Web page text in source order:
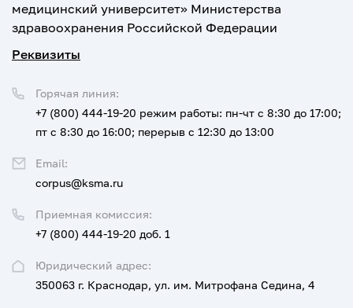
медицинский университет» Министерства
здравоохранения Российской Федерации
Реквизиты
Юридический адрес:
350063 г. Краснодар, ул. им. Митрофана Седина, 4
Приемная комиссия:
+7 (800) 444-19-20 доб. 1
Горячая линия:
+7 (800) 444-19-20 режим работы: пн-чт с 8:30 до 17:00;
пт с 8:30 до 16:00; перерыв с 12:30 до 13:00
Email:
corpus@ksma.ru